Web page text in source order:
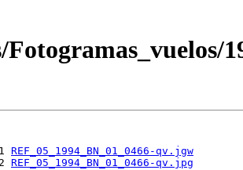
REF_05_1994_BN_01_0466-qv.jgw
REF_05_1994_BN_01_0466-qv.jpg